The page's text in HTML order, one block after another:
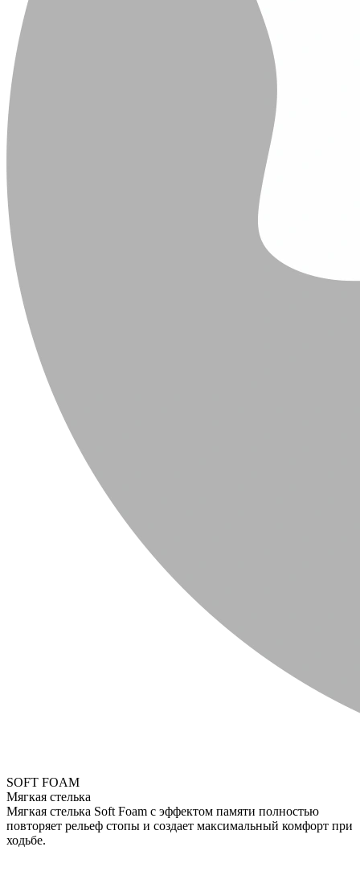
SOFT FOAM
Мягкая стелька
Мягкая стелька Soft Foam с эффектом памяти полностью
повторяет рельеф стопы и создает максимальный комфорт при
ходьбе.